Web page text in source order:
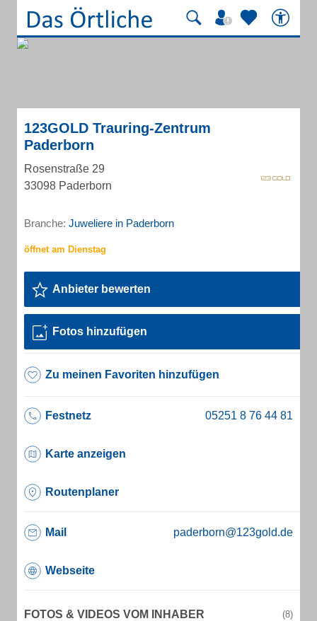
123GOLD Trauring-Zentrum
Paderborn
Rosenstraße 29
33098 Paderborn
Branche: Juweliere in Paderborn
Anbieter bewerten
Fotos hinzufügen
Zu meinen Favoriten hinzufügen
Festnetz
Karte anzeigen
Routenplaner
Mail paderborn@123gold.de
Webseite
FOTOS & VIDEOS VOM INHABER (8)